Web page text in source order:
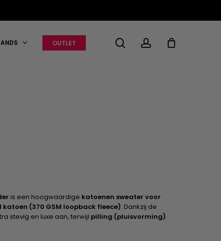
OUTLET searchaccount
is een hoogwaardige katoenen sweater voor
katoen (370 GSM loopback fleece). Dankzij de
stevig en luxe aan, terwijl pilling (pluisvorming)